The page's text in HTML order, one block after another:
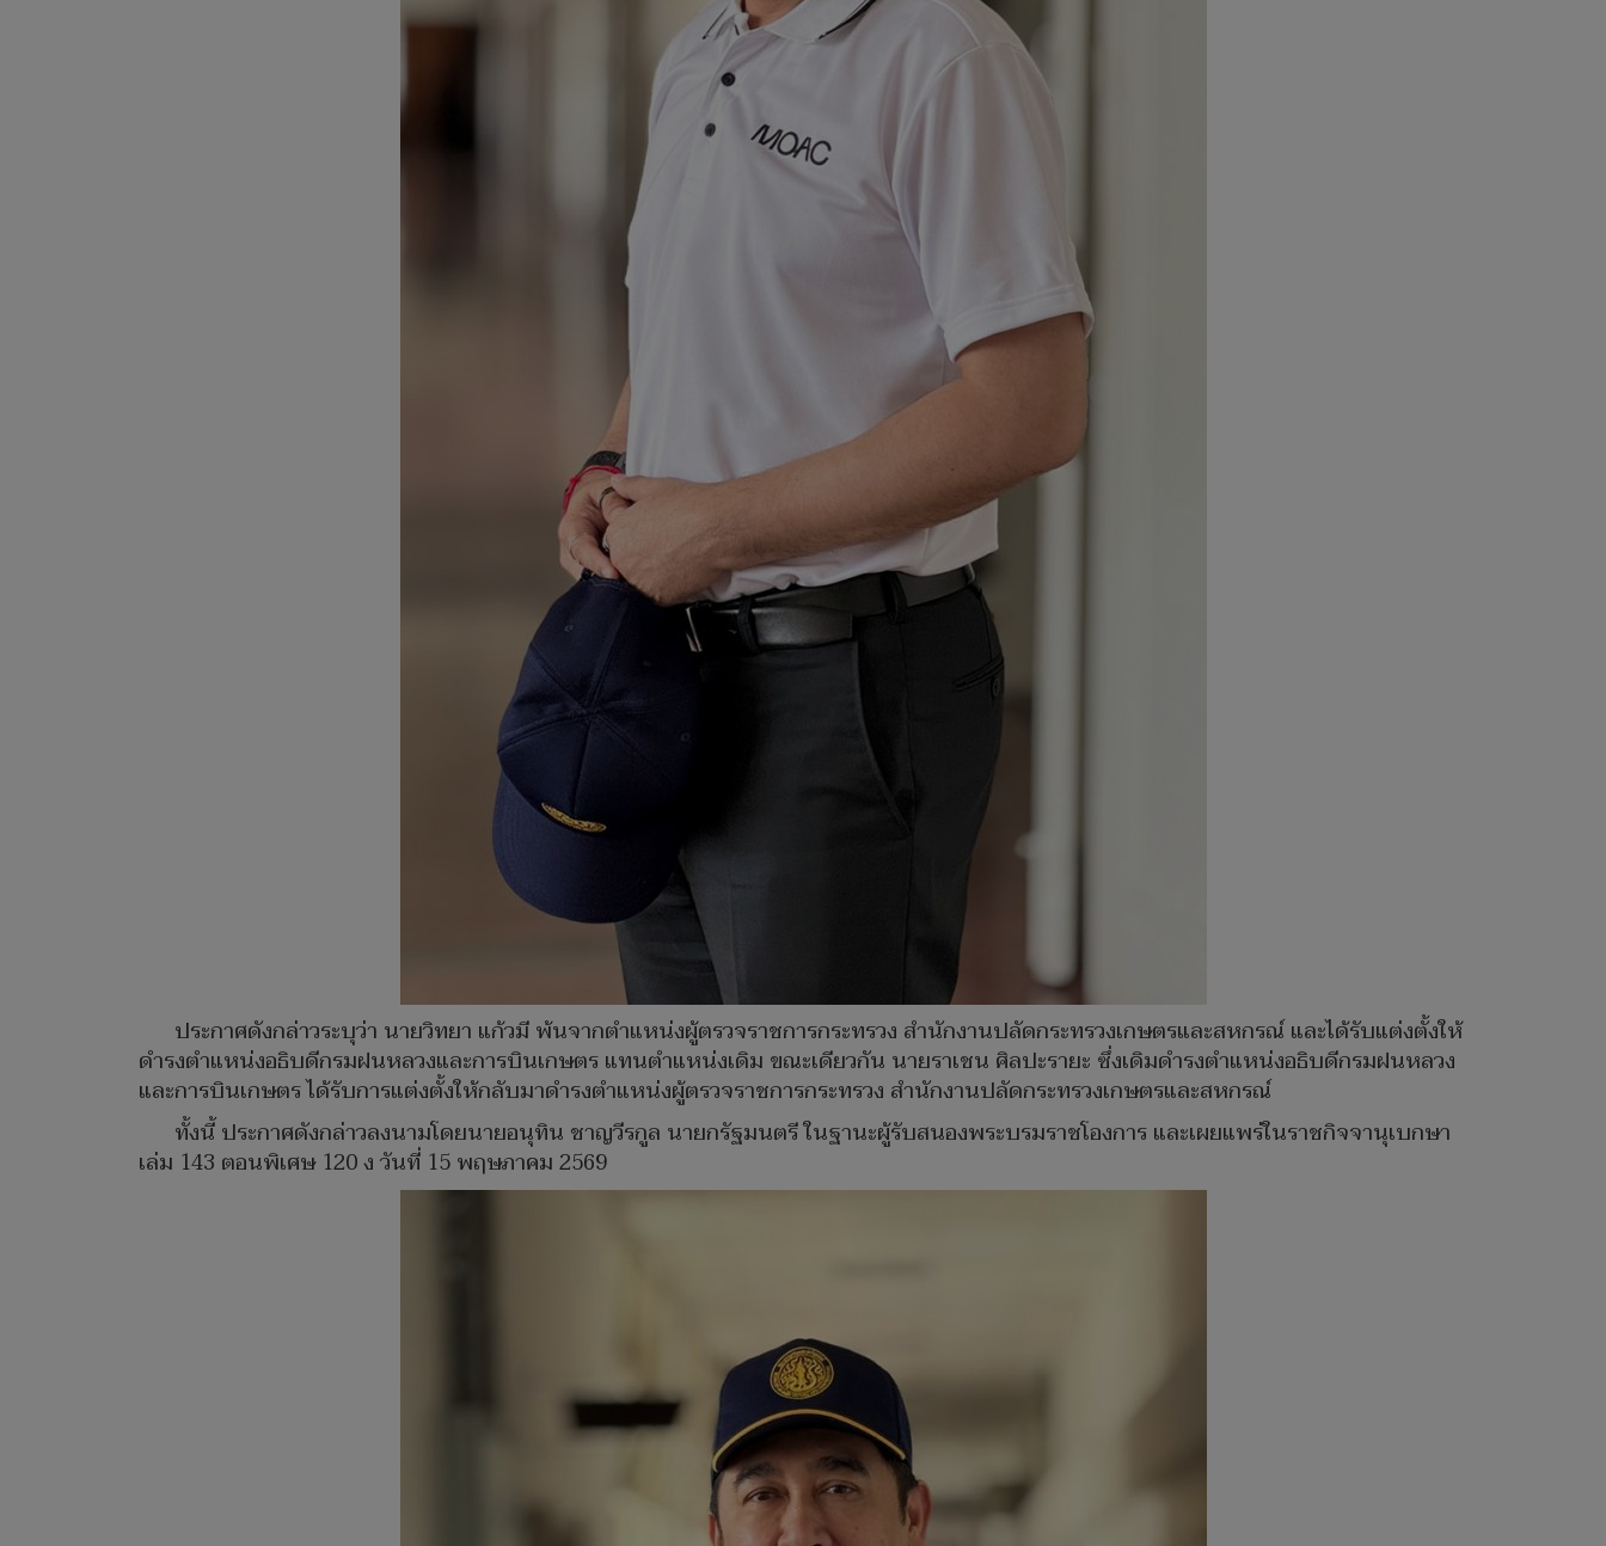
ประกาศดังกล่าวระบุว่า นายวิทยา แก้วมี พ้นจากตำแหน่งผู้ตรวจราชการกระทรวง สำนักงานปลัดกระทรวงเกษตรและสหกรณ์ และได้รับแต่งตั้งให้
ดำรงตำแหน่งอธิบดีกรมฝนหลวงและการบินเกษตร แทนตำแหน่งเดิม ขณะเดียวกัน นายราเชน ศิลปะรายะ ซึ่งเดิมดำรงตำแหน่งอธิบดีกรมฝนหลวง
และการบินเกษตร ได้รับการแต่งตั้งให้กลับมาดำรงตำแหน่งผู้ตรวจราชการกระทรวง สำนักงานปลัดกระทรวงเกษตรและสหกรณ์
ทั้งนี้ ประกาศดังกล่าวลงนามโดยนายอนุทิน ชาญวีรกูล นายกรัฐมนตรี ในฐานะผู้รับสนองพระบรมราชโองการ และเผยแพร่ในราชกิจจานุเบกษา
เล่ม 143 ตอนพิเศษ 120 ง วันที่ 15 พฤษภาคม 2569